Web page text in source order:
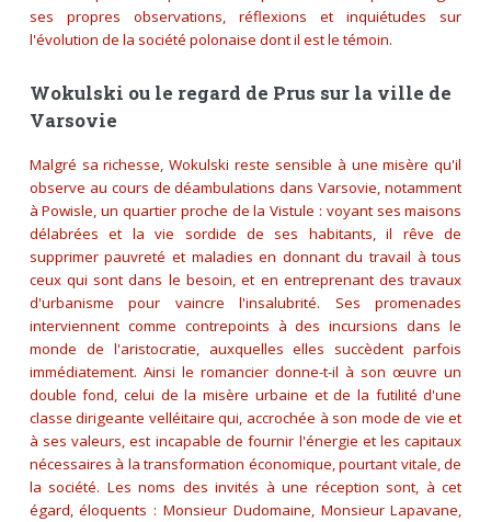
ses propres observations, réflexions et inquiétudes sur
l'évolution de la société polonaise dont il est le témoin.
Wokulski ou le regard de Prus sur la ville de
Varsovie
Malgré sa richesse, Wokulski reste sensible à une misère qu'il
observe au cours de déambulations dans Varsovie, notamment
à Powisle, un quartier proche de la Vistule : voyant ses maisons
délabrées et la vie sordide de ses habitants, il rêve de
supprimer pauvreté et maladies en donnant du travail à tous
ceux qui sont dans le besoin, et en entreprenant des travaux
d'urbanisme pour vaincre l'insalubrité. Ses promenades
interviennent comme contrepoints à des incursions dans le
monde de l'aristocratie, auxquelles elles succèdent parfois
immédiatement. Ainsi le romancier donne-t-il à son œuvre un
double fond, celui de la misère urbaine et de la futilité d'une
classe dirigeante velléitaire qui, accrochée à son mode de vie et
à ses valeurs, est incapable de fournir l'énergie et les capitaux
nécessaires à la transformation économique, pourtant vitale, de
la société. Les noms des invités à une réception sont, à cet
égard, éloquents : Monsieur Dudomaine, Monsieur Lapavane,